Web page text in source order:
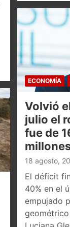
ECONOMÍA
Volvió
julio el
fue de
18 agosto,
El déficit
40% en el
empujado